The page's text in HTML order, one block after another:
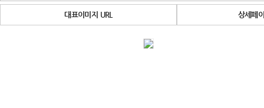
대표이미지 URL 상세페